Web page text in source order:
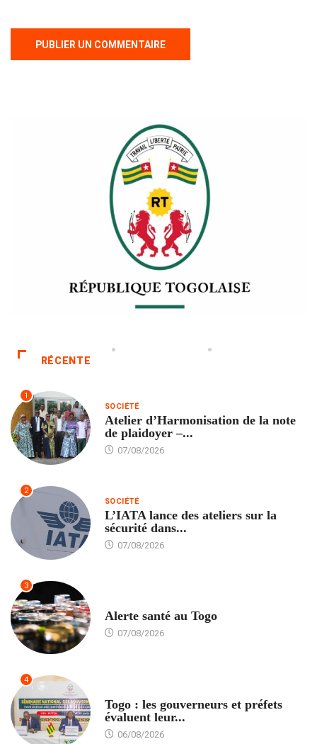
RÉCENTE
1
SOCIÉTÉ
Atelier d’Harmonisation de la note
de plaidoyer –...
07/08/2026
2
SOCIÉTÉ
L’IATA lance des ateliers sur la
sécurité dans...
07/08/2026
3
Alerte santé au Togo
07/08/2026
4
Togo : les gouverneurs et préfets
évaluent leur...
06/08/2026